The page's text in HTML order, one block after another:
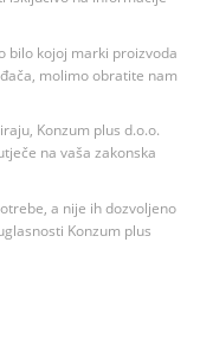
bilo kojoj marki proizvoda
molimo obratite nam
Konzum plus d.o.o.
na vaša zakonska
a nije ih dozvoljeno
Konzum plus